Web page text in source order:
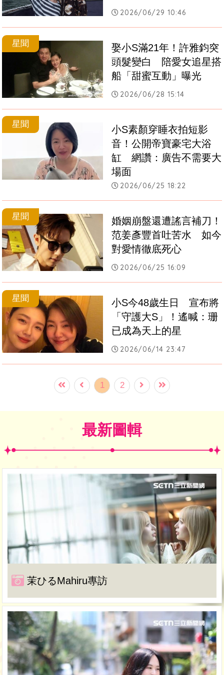
2026/06/29 10:46
星聞
娶小S滿21年！許雅鈞突
頭髮變白　陪愛女追星搭
船「甜蜜互動」曝光
2026/06/28 15:14
星聞
小S素顏穿睡衣拍短影
音！公開帝寶豪宅大浴
缸　網讚：廣告不需要大
場面
2026/06/25 18:22
星聞
婚姻崩盤還遭謠言補刀！
范姜彥豐首吐苦水　如今
對愛情徹底死心
2026/06/25 16:09
星聞
小S今48歲生日　宣布將
「守護大S」！遙喊：珊
已成為天上的星
2026/06/14 23:47
1 2
最新圖輯
茉ひるMahiru專訪